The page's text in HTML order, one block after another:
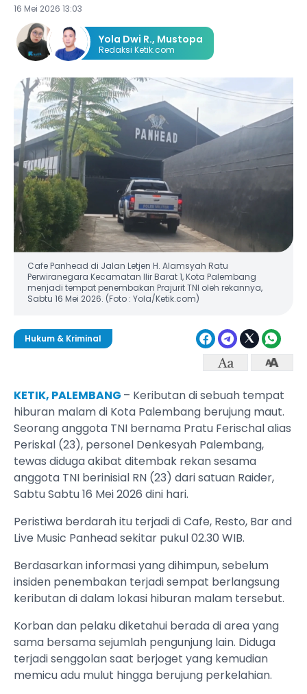
16 Mei 2026 13:03
Yola Dwi R., Mustopa
Redaksi Ketik.com
Cafe Panhead di Jalan Letjen H. Alamsyah Ratu
Perwiranegara Kecamatan Ilir Barat 1, Kota Palembang
menjadi tempat penembakan Prajurit TNI oleh rekannya,
Sabtu 16 Mei 2026. (Foto : Yola/Ketik.com)
Hukum & Kriminal
KETIK, PALEMBANG – Keributan di sebuah tempat
hiburan malam di Kota Palembang berujung maut.
Seorang anggota TNI bernama Pratu Ferischal alias
Periskal (23), personel Denkesyah Palembang,
tewas diduga akibat ditembak rekan sesama
anggota TNI berinisial RN (23) dari satuan Raider,
Sabtu Sabtu 16 Mei 2026 dini hari.
Peristiwa berdarah itu terjadi di Cafe, Resto, Bar and
Live Music Panhead sekitar pukul 02.30 WIB.
Berdasarkan informasi yang dihimpun, sebelum
insiden penembakan terjadi sempat berlangsung
keributan di dalam lokasi hiburan malam tersebut.
Korban dan pelaku diketahui berada di area yang
sama bersama sejumlah pengunjung lain. Diduga
terjadi senggolan saat berjoget yang kemudian
memicu adu mulut hingga berujung perkelahian.